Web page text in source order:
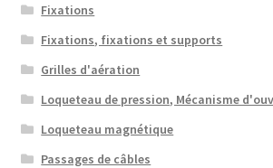
Fixations
Fixations, fixations et supports
Grilles d'aération
Loqueteau de pression, Mécanisme
Loqueteau magnétique
Passages de câbles